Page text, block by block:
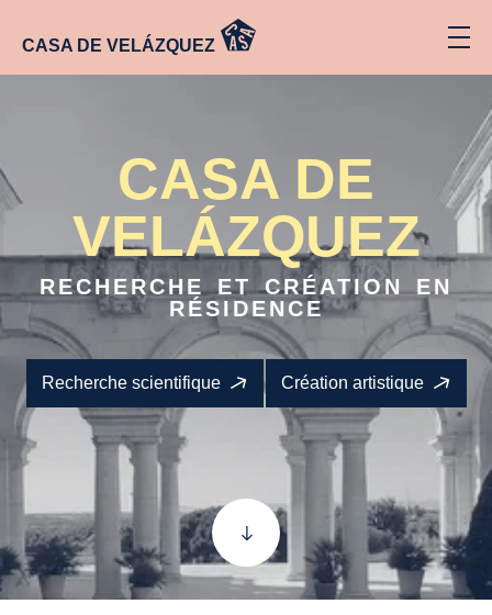
CASA DE VELÁZQUEZ
RECHERCHE ET CRÉATION EN
RÉSIDENCE
CASA DE
VELÁZQUEZ
Recherche scientifique Création artistique
Aller
au
contenu
suivant